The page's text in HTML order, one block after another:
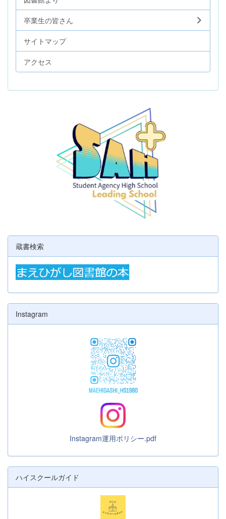
卒業生の皆さん
サイトマップ
アクセス
蔵書検索
Instagram
Instagram運用ポリシー.pdf
ハイスクールガイド